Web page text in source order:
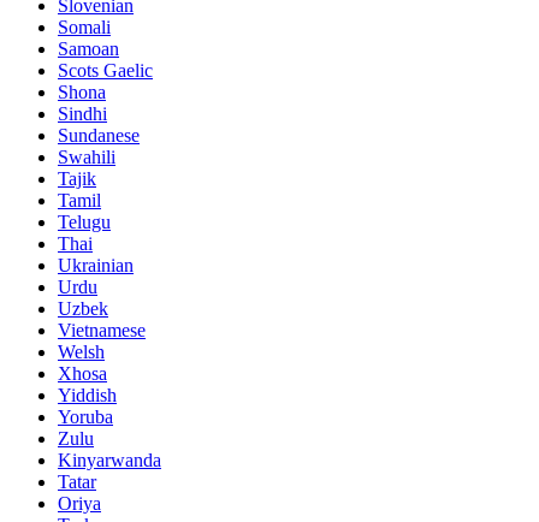
Slovenian
Somali
Samoan
Scots Gaelic
Shona
Sindhi
Sundanese
Swahili
Tajik
Tamil
Telugu
Thai
Ukrainian
Urdu
Uzbek
Vietnamese
Welsh
Xhosa
Yiddish
Yoruba
Zulu
Kinyarwanda
Tatar
Oriya